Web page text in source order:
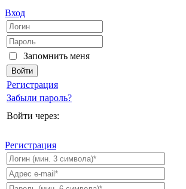
Вход
Запомнить меня
Регистрация
Забыли пароль?
Войти через:
Регистрация